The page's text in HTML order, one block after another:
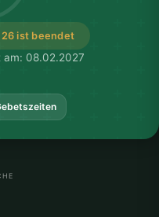
ist beendet
am: 08.02.2027